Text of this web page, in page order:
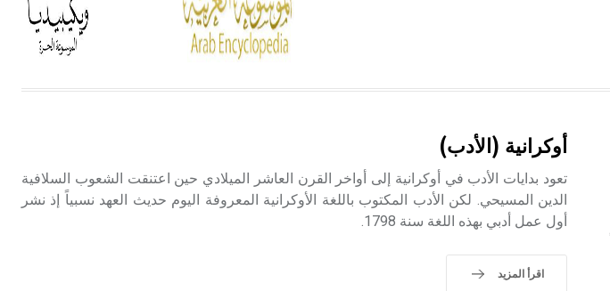
كربونات الكلسيوم، وهو أحمر أو شديد
الحمرة وهو أجود أنواعه، ويمتاز بكبر
الحجم ويسمى الش
الإنكليزية أب
أوكرانية (الأدب)
تعود بدايات الأدب في أوكرانية إلى أواخر القرن العاشر الميلادي حين اعتنقت الشعوب السلافية
الدين المسيحي. لكن الأدب المكتوب باللغة الأوكرانية المعروفة اليوم حديث العهد نسبياً إذ نشر
أول عمل أدبي بهذه اللغة سنة 1798.
اقرأ المزيد